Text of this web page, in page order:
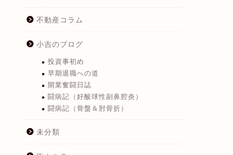
不動産コラム
小吉のブログ
投資事初め
早期退職への道
開業奮闘日誌
闘病記（好酸球性副鼻腔炎）
闘病記（骨盤＆肘骨折）
未分類